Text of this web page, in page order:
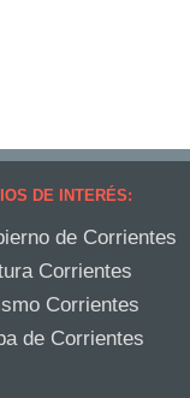
DE INTERÉS:
de Corrientes
Corrientes
Corrientes
de Corrientes